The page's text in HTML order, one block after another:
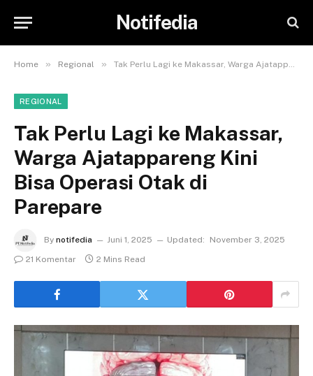
Notifedia
Home » Regional » Tak Perlu Lagi ke Makassar, Warga Ajatappareng Kini Bisa Operasi Otak di Parepare
REGIONAL
Tak Perlu Lagi ke Makassar,
Warga Ajatappareng Kini
Bisa Operasi Otak di
Parepare
By notifedia Juni 1, 2025 Updated:
November 3, 2025
21 Komentar
2 Mins Read